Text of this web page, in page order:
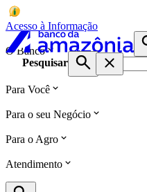
Acesso à Informação
O Banco
Pesquisar
Para Você
Para o seu Negócio
Para o Agro
Atendimento